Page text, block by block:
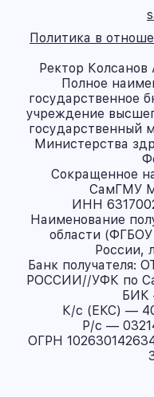
Политика в
Ректор
Полное
государственное
учреждение
государственный
Министерства
Сокращенное
СамГМУ
ИНН
Наименование
области
России,
Банк
РОССИИ//УФК по
БИК
К/с (ЕКС) —
Р/с —
ОГРН